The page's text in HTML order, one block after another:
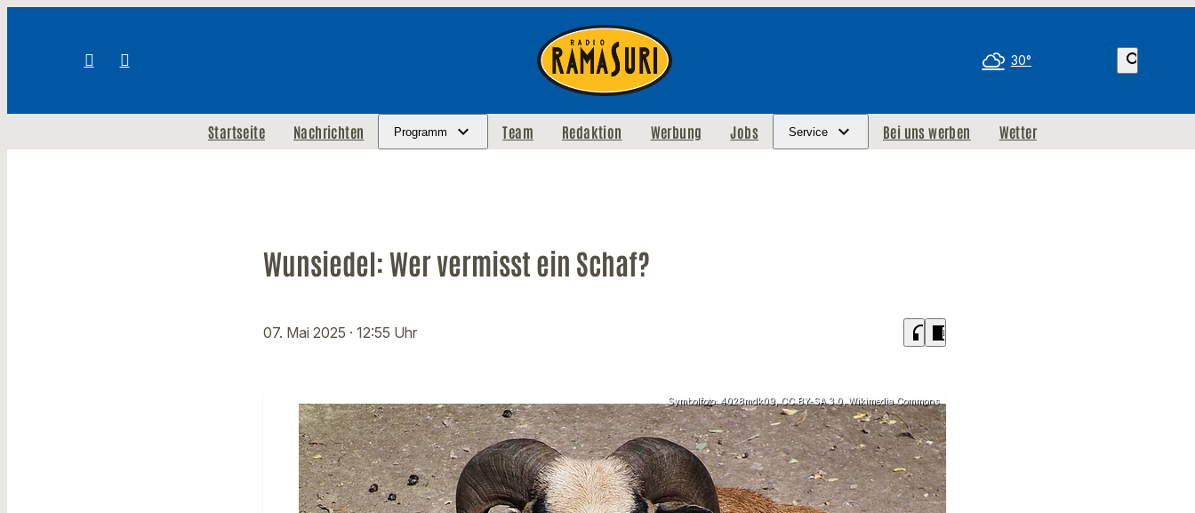
30° search
Startseite Nachrichten Programm Team Redaktion Werbung Jobs Service Bei uns werben Wetter
Wunsiedel: Wer vermisst ein Schaf?
07. Mai 2025 · 12:55 Uhr headphones chrome_reader_mode
Symbolfoto: 4028mdk09, CC BY-SA 3.0, Wikimedia Commons